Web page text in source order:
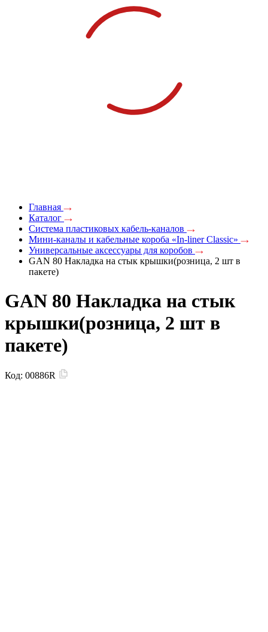
Главная
Каталог
Система пластиковых кабель-каналов
Мини-каналы и кабельные короба «In-liner Classic»
Универсальные аксессуары для коробов
GAN 80 Накладка на стык крышки(розница, 2 шт в
пакете)
GAN 80 Накладка на стык
крышки(розница, 2 шт в
пакете)
Код: 00886R